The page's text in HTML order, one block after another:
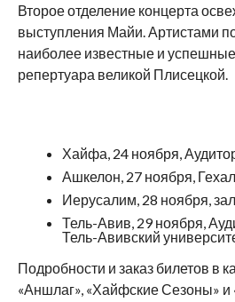
Второе отделение концерта
выступления Майи. Артистами
наиболее известные и
репертуара великой Плисецкой.
Хайфа, 24 ноября,
Ашкелон, 27 ноября,
Иерусалим, 28 ноября,
Тель-Авив, 29 ноября,
Тель-Авивский
Подробности и заказ билетов в
«Аншлаг», «Хайфские Сезоны» и